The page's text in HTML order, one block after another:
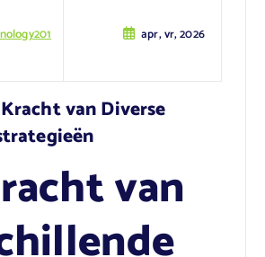
apr, vr, 2026
van Diverse
van